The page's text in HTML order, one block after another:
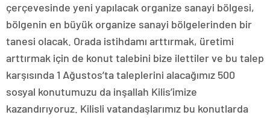
çerçevesinde yeni yapılacak organize sanayi bölgesi,
bölgenin en büyük organize sanayi bölgelerinden bir
tanesi olacak. Orada istihdamı arttırmak, üretimi
arttırmak için de konut talebini bize ilettiler ve bu talep
karşısında 1 Ağustos’ta taleplerini alacağımız 500
sosyal konutumuzu da inşallah Kilis’imize
kazandırıyoruz. Kilisli vatandaşlarımız bu konutlarda